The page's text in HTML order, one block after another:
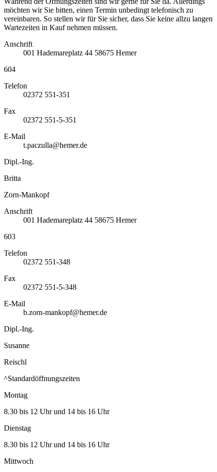
möchten wir Sie bitten, einen Termin unbedingt telefonisch zu
vereinbaren. So stellen wir für Sie sicher, dass Sie keine allzu langen
Wartezeiten in Kauf nehmen müssen.
Anschrift
001 Hademareplatz 44 58675 Hemer
604
Telefon
02372 551-351
Fax
02372 551-5-351
E-Mail
t.paczulla@hemer.de
Dipl.-Ing.
Britta
Zorn-Mankopf
Anschrift
001 Hademareplatz 44 58675 Hemer
603
Telefon
02372 551-348
Fax
02372 551-5-348
E-Mail
b.zorn-mankopf@hemer.de
Dipl.-Ing.
Susanne
Reischl
^Standardöffnungszeiten
Montag
8.30 bis 12 Uhr und 14 bis 16 Uhr
Dienstag
8.30 bis 12 Uhr und 14 bis 16 Uhr
Mittwoch